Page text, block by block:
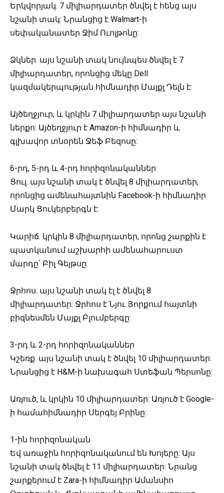
Երկվորյակ. 7 միլիարդատեր ծնվել է հենց այս
նշանի տակ: Նրանցից է Walmart-ի
սեփականատեր Ջիմ Ուոլթոնը:
Ձկներ. այս նշանի տակ նույնպես ծնվել է 7
միլիարդատեր, որոնցից մեկը Dell
կազմակերպության հիմնադիր Մայքլ Դելն է:
Այծեղջյուր, և կրկին 7 միլիարդատեր այս նշանի
ներքո: Այծեղջյուր է Amazon-ի հիմնադիր և
գլխավոր տնօրեն Ջեֆ Բեզոսը:
6-րդ, 5-րդ և 4-րդ հորիզոնականներ
Ցուլ. այս նշանի տակ է ծնվել 8 միլիարդատեր,
որոնցից ամենահայտնին Facebook-ի հիմնադիր
Մարկ Ցուկերբերգն է:
Կարիճ. կրկին 8 միլիարդատեր, որոնց շարքին է
պատկանում աշխարհի ամենահարուստ
մարդը՝ Բիլ Գեյթսը:
Ջրհոս. այս նշանի տակ էլ է ծնվել 8
միլիարդատեր: Ջրհոս է Նյու Յորքում հայտնի
բիզնեսմեն Մայքլ Բլումբերգը:
3-րդ և 2-րդ հորիզոնականներ
Կշեռք. այս նշանի տակ է ծնվել 10 միլիարդատեր:
Նրանցից է H&M-ի նախագահ Ստեֆան Պերսոնը:
Առյուծ, և կրկին 10 միլիարդատեր: Առյուծ է Google-
ի համահիմնադիր Սերգեյ Բրինը:
1-ին հորիզոնական
Եվ առաջին հորիզոնականում են Խոյերը: Այս
նշանի տակ ծնվել է 11 միլիարդատեր: Նրանց
շարքերում է Zara-ի հիմնադիր Ամանսիո